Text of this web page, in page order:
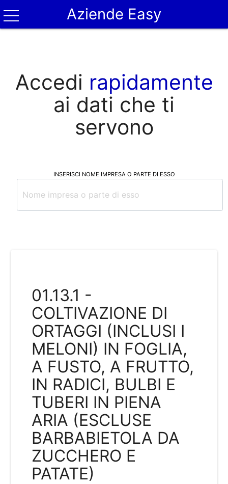
Aziende Easy
Accedi rapidamente
ai dati che ti
servono
INSERISCI NOME IMPRESA O PARTE DI ESSO
01.13.1 -
COLTIVAZIONE DI
ORTAGGI (INCLUSI I
MELONI) IN FOGLIA,
A FUSTO, A FRUTTO,
IN RADICI, BULBI E
TUBERI IN PIENA
ARIA (ESCLUSE
BARBABIETOLA DA
ZUCCHERO E
PATATE)